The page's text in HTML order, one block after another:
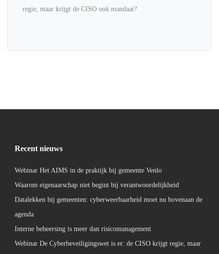
regie, maar krijgt de CISO ook mandaat?
Recent nieuws
Webinar Het AIMS in de praktijk bij gemeente Venlo
Waarom eigenaarschap niet begint bij verantwoordelijkheid
Datalekken bij gemeenten: cyberweerbaarheid moet nu bovenaan de
agenda
Interne beheersing is meer dan risicomanagement
Webinar De Cyberbeveiligingswet is er: de CISO krijgt regie, maar